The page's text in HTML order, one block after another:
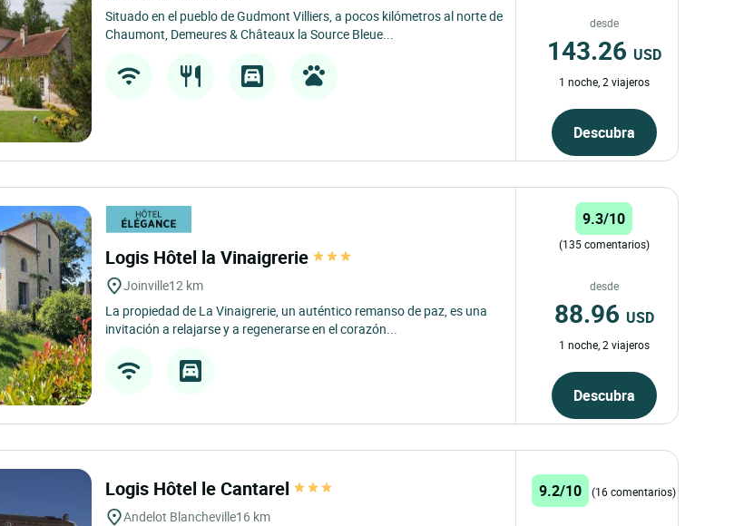
Situado en el pueblo de Gudmont Villiers, a pocos kilómetros al norte de
Chaumont, Demeures & Châteaux la Source Bleue...
desde
143.26 USD
1 noche, 2 viajeros
Descubra
Logis Hôtel la Vinaigrerie
Joinville12 km
La propiedad de La Vinaigrerie, un auténtico remanso de paz, es una
invitación a relajarse y a regenerarse en el corazón...
9.3/10
(135 comentarios)
desde
88.96 USD
1 noche, 2 viajeros
Descubra
Logis Hôtel le Cantarel
Andelot Blancheville16 km
9.2/10 (16 comentarios)